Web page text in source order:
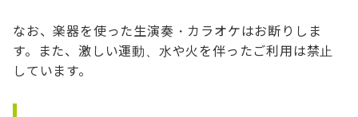
なお、楽器を使った生演奏・カラオケはお断りしま
す。また、激しい運動、水や火を伴ったご利用は禁止
しています。